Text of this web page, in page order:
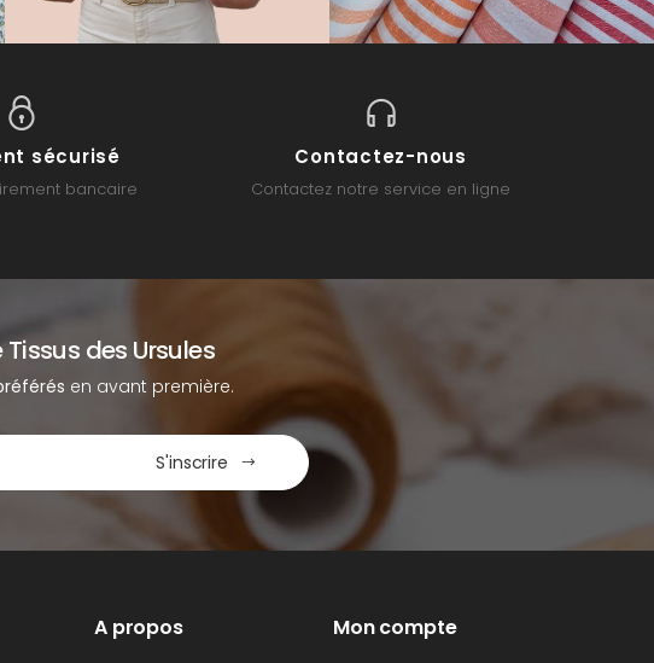
sécurisé
bancaire
Contactez-nous
Contactez notre service en ligne
des Ursules
en avant première.
S'inscrire
A propos Mon compte